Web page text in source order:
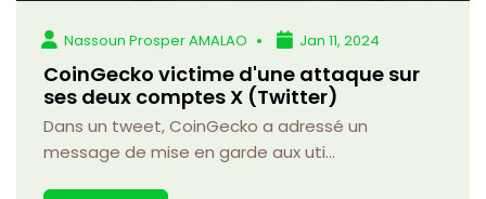
Nassoun Prosper AMALAO Jan 11, 2024
CoinGecko victime d'une attaque sur
ses deux comptes X (Twitter)
Dans un tweet, CoinGecko a adressé un
message de mise en garde aux uti...